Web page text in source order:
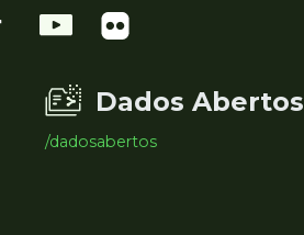
Dados Abertos
/dadosabertos